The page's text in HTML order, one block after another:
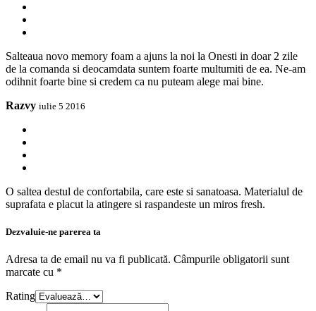
Salteaua novo memory foam a ajuns la noi la Onesti in doar 2 zile
de la comanda si deocamdata suntem foarte multumiti de ea. Ne-am
odihnit foarte bine si credem ca nu puteam alege mai bine.
Razvy iulie 5 2016
O saltea destul de confortabila, care este si sanatoasa. Materialul de
suprafata e placut la atingere si raspandeste un miros fresh.
Dezvaluie-ne parerea ta
Adresa ta de email nu va fi publicată. Câmpurile obligatorii sunt
marcate cu *
Rating